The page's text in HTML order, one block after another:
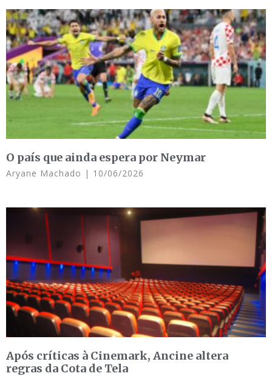
O país que ainda espera por Neymar
Aryane Machado 10/06/2026
Após críticas à Cinemark, Ancine altera
regras da Cota de Tela